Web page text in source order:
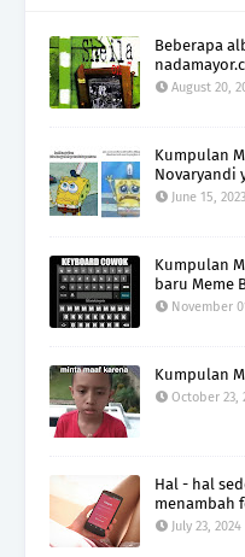
Beberapa
August 20,
Kumpulan
Novaryandi
June 15, 2023
Kumpulan
baru Meme
November
Kumpulan
October 23,
Hal - hal
menambah
July 23, 2024